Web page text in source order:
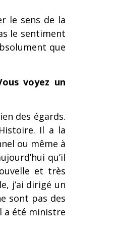
le sens de la
le sentiment
que
voyez un
des égards.
Il a la
ou même à
qu’il
et très
j’ai dirigé un
sont pas des
a été ministre